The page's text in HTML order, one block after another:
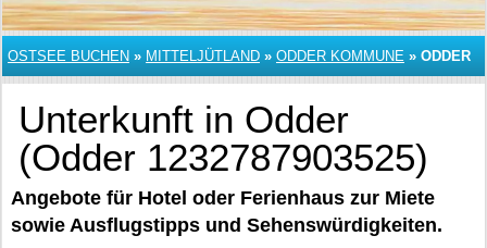
OSTSEE BUCHEN » MITTELJÜTLAND » ODDER KOMMUNE » ODDER
Unterkunft in Odder
(Odder 1232787903525)
Angebote für Hotel oder Ferienhaus zur Miete
sowie Ausflugstipps und Sehenswürdigkeiten.